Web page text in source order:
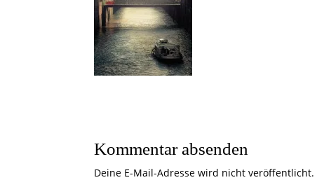
Kommentar absenden
Deine E-Mail-Adresse wird nicht veröffentlicht.